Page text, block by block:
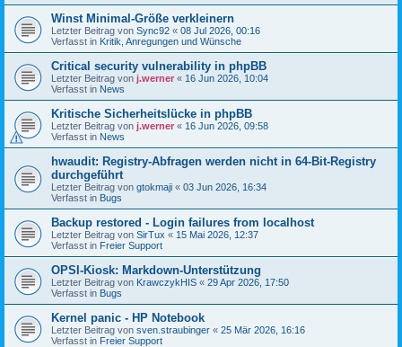
Winst Minimal-Größe verkleinern
Letzter Beitrag von Sync92 « 08 Jul 2026, 00:16
Verfasst in Kritik, Anregungen und Wünsche
Critical security vulnerability in phpBB
Letzter Beitrag von j.werner « 16 Jun 2026, 10:04
Verfasst in News
Kritische Sicherheitslücke in phpBB
Letzter Beitrag von j.werner « 16 Jun 2026, 09:58
Verfasst in News
hwaudit: Registry-Abfragen werden nicht in 64-Bit-Registry
durchgeführt
Letzter Beitrag von gtokmaji « 03 Jun 2026, 16:34
Verfasst in Bugs
Backup restored - Login failures from localhost
Letzter Beitrag von SirTux « 15 Mai 2026, 12:37
Verfasst in Freier Support
OPSI-Kiosk: Markdown-Unterstützung
Letzter Beitrag von KrawczykHIS « 29 Apr 2026, 17:50
Verfasst in Bugs
Kernel panic - HP Notebook
Letzter Beitrag von sven.straubinger « 25 Mär 2026, 16:16
Verfasst in Freier Support